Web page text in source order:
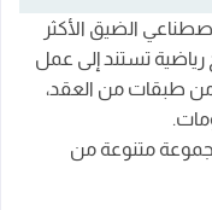
الضيق الأكثر
تستند إلى عمل
من طبقات من العقد،
متنوعة من